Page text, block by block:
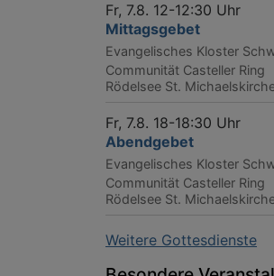
Fr, 7.8. 12-12:30 Uhr
Mittagsgebet
Evangelisches Kloster
Communität Casteller Ring
Rödelsee St.
Fr, 7.8. 18-18:30 Uhr
Abendgebet
Evangelisches Kloster
Communität Casteller Ring
Rödelsee St.
Weitere Gottesdienste